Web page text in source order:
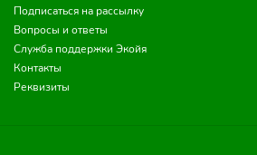
Подписаться на рассылку
Вопросы и ответы
Служба поддержки Экойя
Контакты
Реквизиты